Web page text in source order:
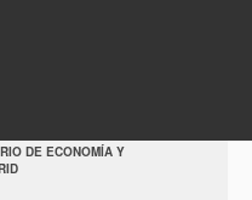
DE ECONOMÍA Y